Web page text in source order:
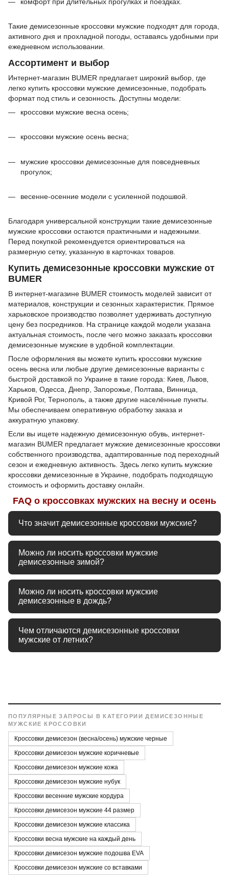
Такие демисезонные кроссовки мужские подходят для города,
активного дня и прохладной погоды, оставаясь удобными при
ежедневном использовании.
Ассортимент и выбор
Интернет-магазин BUMER предлагает широкий выбор, где
легко купить кроссовки мужские демисезонные, подобрать
формат под стиль и сезонность. Доступны модели:
кроссовки мужские весна осень;
кроссовки мужские осень весна;
мужские кроссовки демисезонные для повседневных
прогулок;
весенне-осенние модели с усиленной подошвой.
Благодаря универсальной конструкции такие демисезонные
мужские кроссовки остаются практичными и надежными.
Перед покупкой рекомендуется ориентироваться на
размерную сетку, указанную в карточках товаров.
Купить демисезонные кроссовки мужские от
BUMER
В интернет-магазине BUMER стоимость моделей зависит от
материалов, конструкции и сезонных характеристик. Прямое
харьковское производство позволяет удерживать доступную
цену без посредников. На странице каждой модели указана
актуальная стоимость, после чего можно заказать кроссовки
демисезонные мужские в удобной комплектации.
После оформления вы можете купить кроссовки мужские
осень весна или любые другие демисезонные варианты с
быстрой доставкой по Украине в такие города: Киев, Львов,
Харьков, Одесса, Днепр, Запорожье, Полтава, Винница,
Кривой Рог, Тернополь, а также другие населённые пункты.
Мы обеспечиваем оперативную обработку заказа и
аккуратную упаковку.
Если вы ищете надежную демисезонную обувь, интернет-
магазин BUMER предлагает мужские демисезонные кроссовки
собственного производства, адаптированные под переходный
сезон и ежедневную активность. Здесь легко купить мужские
кроссовки демисезонные в Украине, подобрать подходящую
стоимость и оформить доставку онлайн.
FAQ о кроссовках мужских на весну и осень
Что значит демисезонные кроссовки мужские?
Демисезонные кроссовки мужские рассчитаны на носку
весной и осенью, обеспечивая комфорт при
переменной погоде.
Можно ли носить кроссовки мужские
демисезонные зимой?
Кроссовки мужские демисезонные подходят только для
тёплой зимы, так как не имеют полноценного утепления
и не рассчитаны на экстремальные морозы.
Можно ли носить кроссовки мужские
демисезонные в дождь?
Да, кроссовки мужские демисезонные выдерживают
лёгкий дождь, если выполнены из кожи. Однако для
сильной влаги требуется обувь с влагозащитой.
Чем отличаются демисезонные кроссовки
мужские от летних?
ПОПУЛЯРНЫЕ ЗАПРОСЫ В КАТЕГОРИИ ДЕМИСЕЗОННЫЕ
МУЖСКИЕ КРОССОВКИ
Кроссовки демисезон (весна/осень) мужские черные
Кроссовки демисезон мужские коричневые
Кроссовки демисезон мужские кожа
Кроссовки демисезон мужские нубук
Кроссовки весенние мужские кордура
Кроссовки демисезон мужские 44 размер
Кроссовки демисезон мужские классика
Кроссовки весна мужские на каждый день
Кроссовки демисезон мужские подошва EVA
Кроссовки демисезон мужские со вставками